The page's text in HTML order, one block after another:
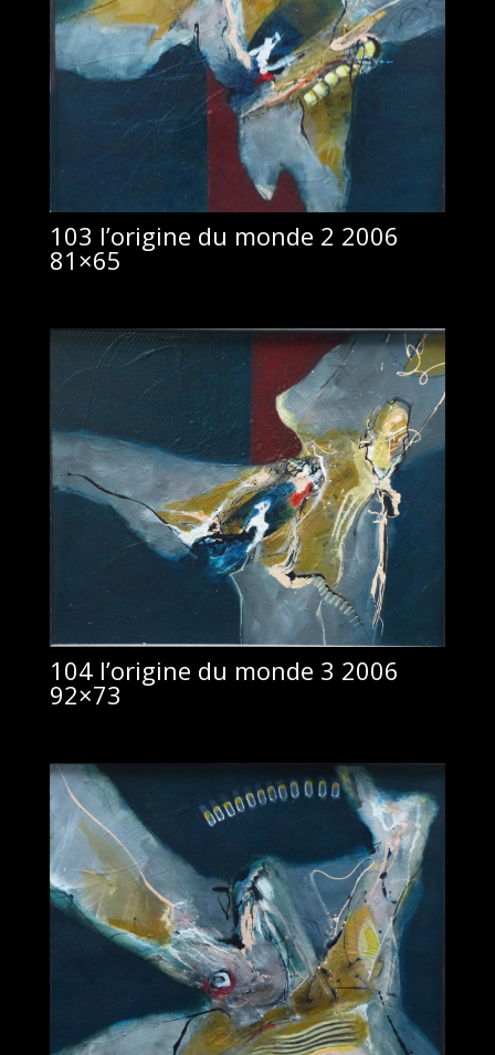
103 l’origine du monde 2 2006
81×65
104 l’origine du monde 3 2006
92×73